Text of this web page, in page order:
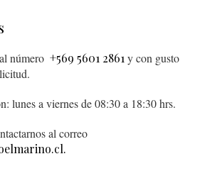
número +569 5601 2861y con gusto
lunes a viernes de 08:30 a 18:30 hrs.
al correo